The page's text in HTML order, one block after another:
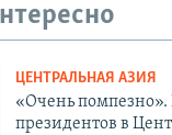
ЦЕНТРАЛЬНАЯ АЗИЯ
«Очень
президентов в